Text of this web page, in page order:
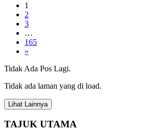
1
2
3
…
165
»
Tidak Ada Pos Lagi.
Tidak ada laman yang di load.
Lihat Lainnya
TAJUK UTAMA